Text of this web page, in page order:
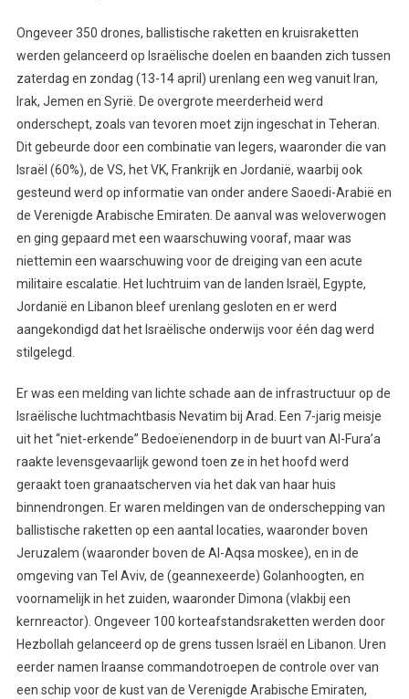
Ongeveer 350 drones, ballistische raketten en kruisraketten
werden gelanceerd op Israëlische doelen en baanden zich tussen
zaterdag en zondag (13-14 april) urenlang een weg vanuit Iran,
Irak, Jemen en Syrië. De overgrote meerderheid werd
onderschept, zoals van tevoren moet zijn ingeschat in Teheran.
Dit gebeurde door een combinatie van legers, waaronder die van
Israël (60%), de VS, het VK, Frankrijk en Jordanië, waarbij ook
gesteund werd op informatie van onder andere Saoedi-Arabië en
de Verenigde Arabische Emiraten. De aanval was weloverwogen
en ging gepaard met een waarschuwing vooraf, maar was
niettemin een waarschuwing voor de dreiging van een acute
militaire escalatie. Het luchtruim van de landen Israël, Egypte,
Jordanië en Libanon bleef urenlang gesloten en er werd
aangekondigd dat het Israëlische onderwijs voor één dag werd
stilgelegd.
Er was een melding van lichte schade aan de infrastructuur op de
Israëlische luchtmachtbasis Nevatim bij Arad. Een 7-jarig meisje
uit het “niet-erkende” Bedoeïenendorp in de buurt van Al-Fura’a
raakte levensgevaarlijk gewond toen ze in het hoofd werd
geraakt toen granaatscherven via het dak van haar huis
binnendrongen. Er waren meldingen van de onderschepping van
ballistische raketten op een aantal locaties, waaronder boven
Jeruzalem (waaronder boven de Al-Aqsa moskee), en in de
omgeving van Tel Aviv, de (geannexeerde) Golanhoogten, en
voornamelijk in het zuiden, waaronder Dimona (vlakbij een
kernreactor). Ongeveer 100 korteafstandsraketten werden door
Hezbollah gelanceerd op de grens tussen Israël en Libanon. Uren
eerder namen Iraanse commandotroepen de controle over van
een schip voor de kust van de Verenigde Arabische Emiraten,